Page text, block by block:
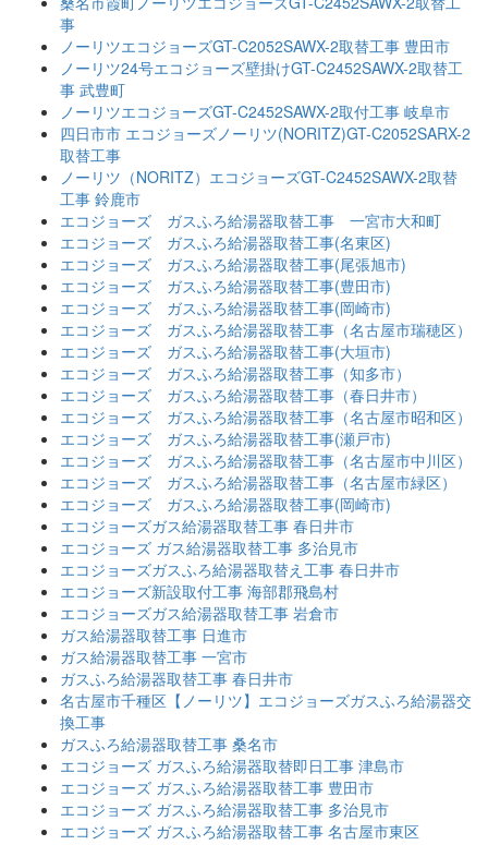
事
ノーリツエコジョーズGT-C2052SAWX-2取替工事 豊田市
ノーリツ24号エコジョーズ壁掛けGT-C2452SAWX-2取替工
事 武豊町
ノーリツエコジョーズGT-C2452SAWX-2取付工事 岐阜市
四日市市 エコジョーズノーリツ(NORITZ)GT-C2052SARX-2
取替工事
ノーリツ（NORITZ）エコジョーズGT-C2452SAWX-2取替
工事 鈴鹿市
エコジョーズ ガスふろ給湯器取替工事 一宮市大和町
エコジョーズ ガスふろ給湯器取替工事(名東区)
エコジョーズ ガスふろ給湯器取替工事(尾張旭市)
エコジョーズ ガスふろ給湯器取替工事(豊田市)
エコジョーズ ガスふろ給湯器取替工事(岡崎市)
エコジョーズ ガスふろ給湯器取替工事（名古屋市瑞穂区）
エコジョーズ ガスふろ給湯器取替工事(大垣市)
エコジョーズ ガスふろ給湯器取替工事（知多市）
エコジョーズ ガスふろ給湯器取替工事（春日井市）
エコジョーズ ガスふろ給湯器取替工事（名古屋市昭和区）
エコジョーズ ガスふろ給湯器取替工事(瀬戸市)
エコジョーズ ガスふろ給湯器取替工事（名古屋市中川区）
エコジョーズ ガスふろ給湯器取替工事（名古屋市緑区）
エコジョーズ ガスふろ給湯器取替工事(岡崎市)
エコジョーズガス給湯器取替工事 春日井市
エコジョーズ ガス給湯器取替工事 多治見市
エコジョーズガスふろ給湯器取替え工事 春日井市
エコジョーズ新設取付工事 海部郡飛島村
エコジョーズガス給湯器取替工事 岩倉市
ガス給湯器取替工事 日進市
ガス給湯器取替工事 一宮市
ガスふろ給湯器取替工事 春日井市
名古屋市千種区【ノーリツ】エコジョーズガスふろ給湯器交
換工事
ガスふろ給湯器取替工事 桑名市
エコジョーズ ガスふろ給湯器取替即日工事 津島市
エコジョーズ ガスふろ給湯器取替工事 豊田市
エコジョーズ ガスふろ給湯器取替工事 多治見市
エコジョーズ ガスふろ給湯器取替工事 名古屋市東区